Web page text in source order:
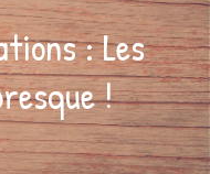
: Les
!